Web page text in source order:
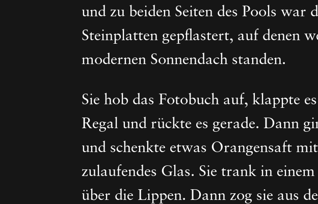
und zu beiden Seiten des Pools war
Steinplatten gepflastert, auf denen
modernen Sonnendach standen.
Sie hob das Fotobuch auf, klappte
Regal und rückte es gerade. Dann
und schenkte etwas Orangensaft
zulaufendes Glas. Sie trank in
über die Lippen. Dann zog sie aus